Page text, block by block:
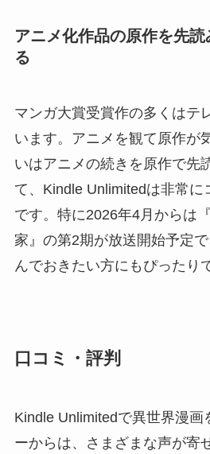
アニメ化作品の原作を先
る
マンガ大賞受賞作の多くはテ
います。アニメを観て原作が
いはアニメの続きを原作で先
て、Kindle Unlimitedは非常に
です。特に2026年4月からは
家』の第2期が放送開始予定
んでおきたい方にもぴったり
口コミ・評判
Kindle Unlimitedで異世界漫画
ーからは、さまざまな声が寄